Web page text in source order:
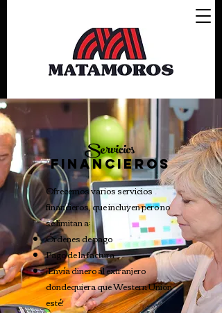
Servicios
FINANCIEROS
Ofrecemos varios servicios
financieros, que incluyen pero no
se limitan a:
Órdenes de pago
Pago de la factura
¡Envía dinero al extranjero
dondequiera que Western Union
esté!